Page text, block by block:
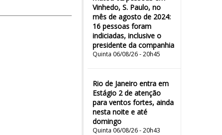
Vinhedo, S. Paulo, no
mês de agosto de 2024:
16 pessoas foram
indiciadas, inclusive o
presidente da companhia
Quinta 06/08/26 - 20h45
Rio de Janeiro entra em
Estágio 2 de atenção
para ventos fortes, ainda
nesta noite e até
domingo
Quinta 06/08/26 - 20h43